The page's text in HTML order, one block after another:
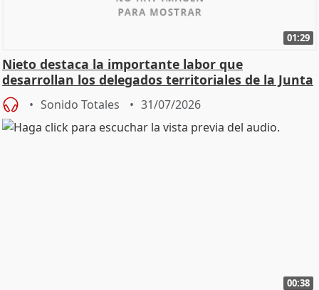
01:29
Nieto destaca la importante labor que
desarrollan los delegados territoriales de la Junta
Sonido Totales 31/07/2026
00:38